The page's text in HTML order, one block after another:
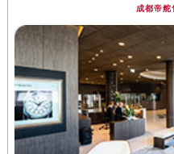
成都帝舵